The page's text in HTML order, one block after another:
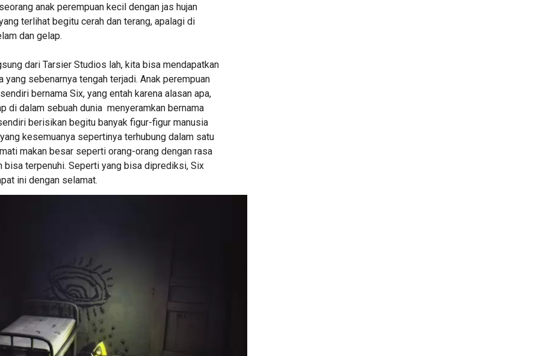
anak perempuan kecil dengan jas hujan
terlihat begitu cerah dan terang, apalagi di
dan gelap.
dari Tarsier Studios lah, kita bisa mendapatkan
yang sebenarnya tengah terjadi. Anak perempuan
bernama Six, yang entah karena alasan apa,
di dalam sebuah dunia menyeramkan bernama
berisikan begitu banyak figur-figur manusia
kesemuanya sepertinya terhubung dalam satu
makan besar seperti orang-orang dengan rasa
bisa terpenuhi. Seperti yang bisa diprediksi, Six
ini dengan selamat.